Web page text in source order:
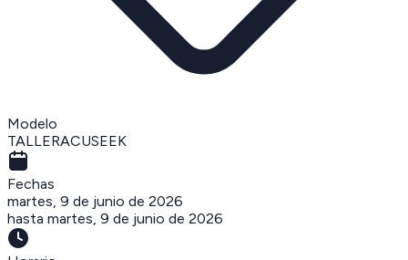
Modelo
TALLERACUSEEK
Fechas
martes, 9 de junio de 2026
hasta martes, 9 de junio de 2026